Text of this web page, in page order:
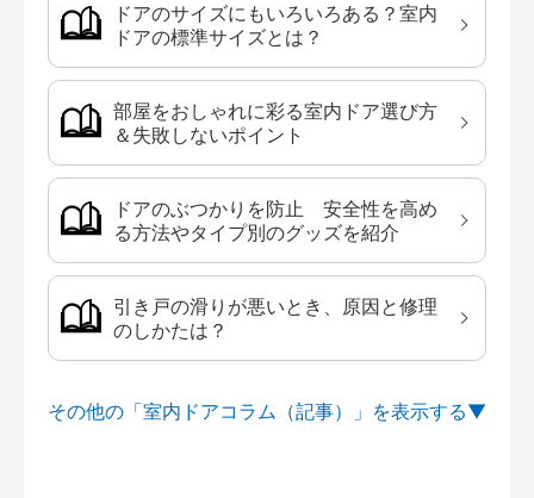
ドアのサイズにもいろいろある？室内
ドアの標準サイズとは？
部屋をおしゃれに彩る室内ドア選び方
＆失敗しないポイント
ドアのぶつかりを防止 安全性を高め
る方法やタイプ別のグッズを紹介
引き戸の滑りが悪いとき、原因と修理
のしかたは？
その他の「室内ドアコラム（記事）」を